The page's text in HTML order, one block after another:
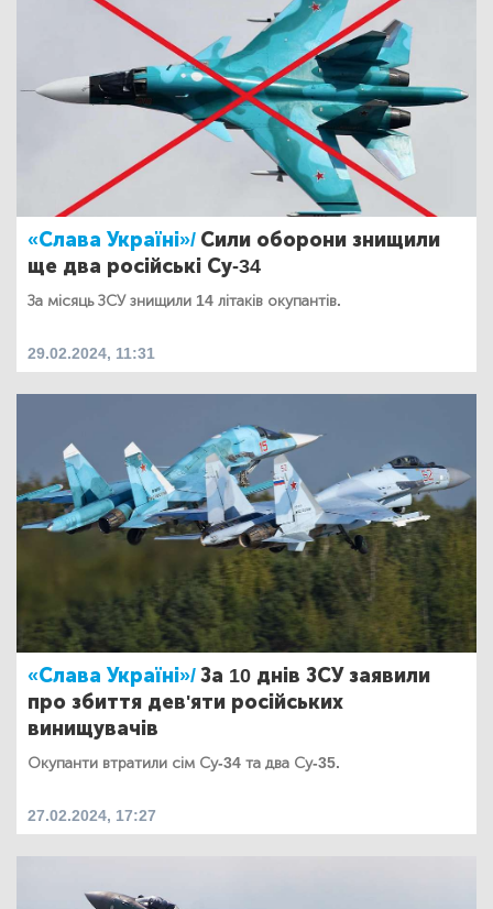
«Слава Україні»/ Сили оборони знищили
ще два російські Су-34
За місяць ЗСУ знищили 14 літаків окупантів.
29.02.2024, 11:31
«Слава Україні»/За 10 днів ЗСУ заявили
про збиття дев'яти російських
винищувачів
Окупанти втратили сім Су-34 та два Су-35.
27.02.2024, 17:27